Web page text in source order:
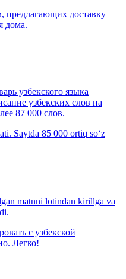
предлагающих доставку
дома.
узбекского языка
узбекских слов на
87 000 слов.
Saytda 85 000 ortiq so‘z
matnni lotindan kirillga va
с узбекской
Легко!